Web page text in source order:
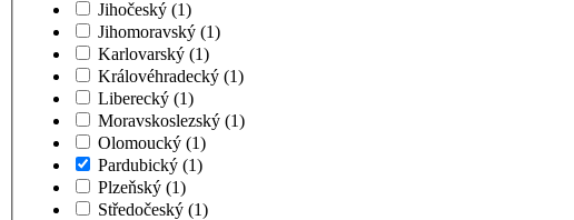
Jihočeský (1)
Jihomoravský (1)
Karlovarský (1)
Královéhradecký (1)
Liberecký (1)
Moravskoslezský (1)
Olomoucký (1)
Pardubický (1)
Plzeňský (1)
Středočeský (1)